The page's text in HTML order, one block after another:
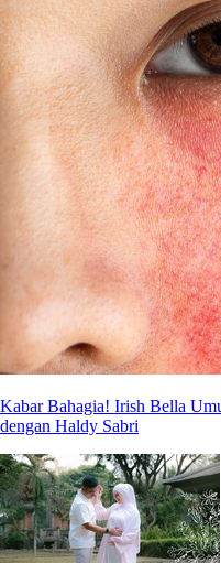
Kabar Bahagia! Irish Bella
dengan Haldy Sabri